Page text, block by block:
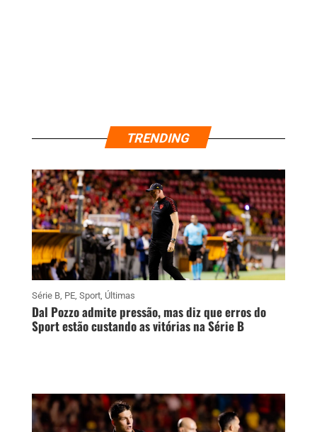
TRENDING
Série B, PE, Sport, Últimas
Dal Pozzo admite pressão, mas diz que erros do
Sport estão custando as vitórias na Série B